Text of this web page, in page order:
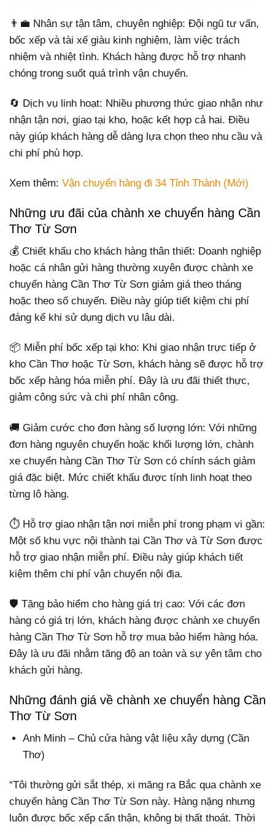
👨‍💼 Nhân sự tận tâm, chuyên nghiệp: Đội ngũ tư vấn,
bốc xếp và tài xế giàu kinh nghiệm, làm việc trách
nhiệm và nhiệt tình. Khách hàng được hỗ trợ nhanh
chóng trong suốt quá trình vận chuyển.
🔄 Dịch vụ linh hoạt: Nhiều phương thức giao nhận như
nhận tận nơi, giao tại kho, hoặc kết hợp cả hai. Điều
này giúp khách hàng dễ dàng lựa chọn theo nhu cầu và
chi phí phù hợp.
Xem thêm: Vận chuyển hàng đi 34 Tỉnh Thành (Mới)
Những ưu đãi của chành xe chuyển hàng Cần
Thơ Từ Sơn
💰 Chiết khấu cho khách hàng thân thiết: Doanh nghiệp
hoặc cá nhân gửi hàng thường xuyên được chành xe
chuyển hàng Cần Thơ Từ Sơn giảm giá theo tháng
hoặc theo số chuyến. Điều này giúp tiết kiệm chi phí
đáng kể khi sử dụng dịch vụ lâu dài.
📦 Miễn phí bốc xếp tại kho: Khi giao nhận trực tiếp ở
kho Cần Thơ hoặc Từ Sơn, khách hàng sẽ được hỗ trợ
bốc xếp hàng hóa miễn phí. Đây là ưu đãi thiết thực,
giảm công sức và chi phí nhân công.
🚚 Giảm cước cho đơn hàng số lượng lớn: Với những
đơn hàng nguyên chuyến hoặc khối lượng lớn, chành
xe chuyển hàng Cần Thơ Từ Sơn có chính sách giảm
giá đặc biệt. Mức chiết khấu được tính linh hoạt theo
từng lô hàng.
⏱️ Hỗ trợ giao nhận tận nơi miễn phí trong phạm vi gần:
Một số khu vực nội thành tại Cần Thơ và Từ Sơn được
hỗ trợ giao nhận miễn phí. Điều này giúp khách tiết
kiệm thêm chi phí vận chuyển nội địa.
🛡️ Tặng bảo hiểm cho hàng giá trị cao: Với các đơn
hàng có giá trị lớn, khách hàng được chành xe chuyển
hàng Cần Thơ Từ Sơn hỗ trợ mua bảo hiểm hàng hóa.
Đây là ưu đãi nhằm tăng độ an toàn và sự yên tâm cho
khách gửi hàng.
Những đánh giá về chành xe chuyển hàng Cần
Thơ Từ Sơn
Anh Minh – Chủ cửa hàng vật liệu xây dựng (Cần
Thơ)
“Tôi thường gửi sắt thép, xi măng ra Bắc qua chành xe
chuyển hàng Cần Thơ Từ Sơn này. Hàng nặng nhưng
luôn được bốc xếp cẩn thận, không bị thất thoát. Thời